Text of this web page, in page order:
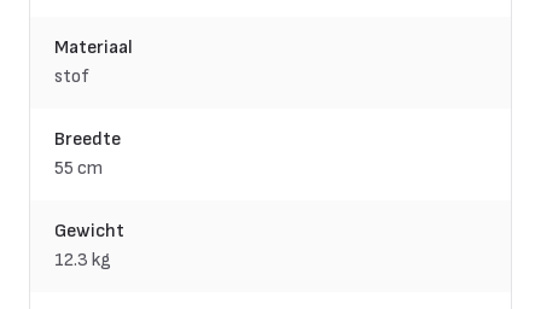
Materiaal
stof
Breedte
55 cm
Gewicht
12.3 kg